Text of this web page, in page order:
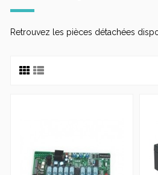
Retrouvez les pièces détachées